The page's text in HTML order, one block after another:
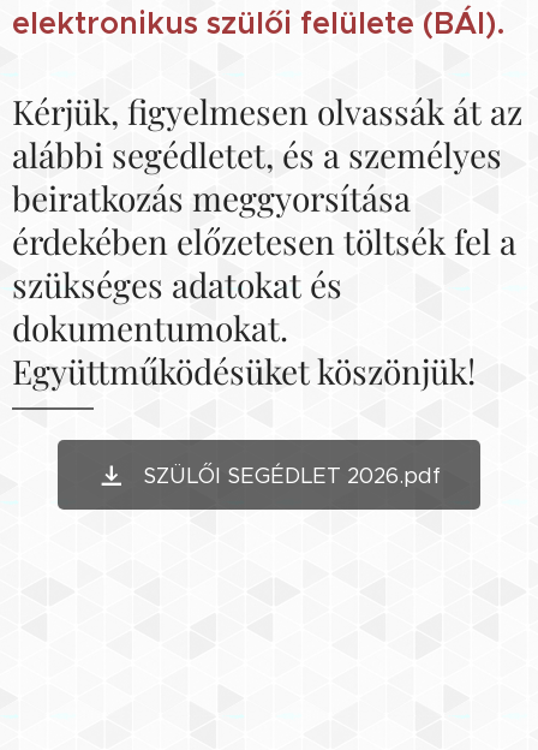
elektronikus szülői felülete (BÁI).
Kérjük, figyelmesen olvassák át az
alábbi segédletet, és a személyes
beiratkozás meggyorsítása
érdekében előzetesen töltsék fel a
szükséges adatokat és
dokumentumokat.
Együttműködésüket köszönjük!
SZÜLŐI SEGÉDLET 2026.pdf